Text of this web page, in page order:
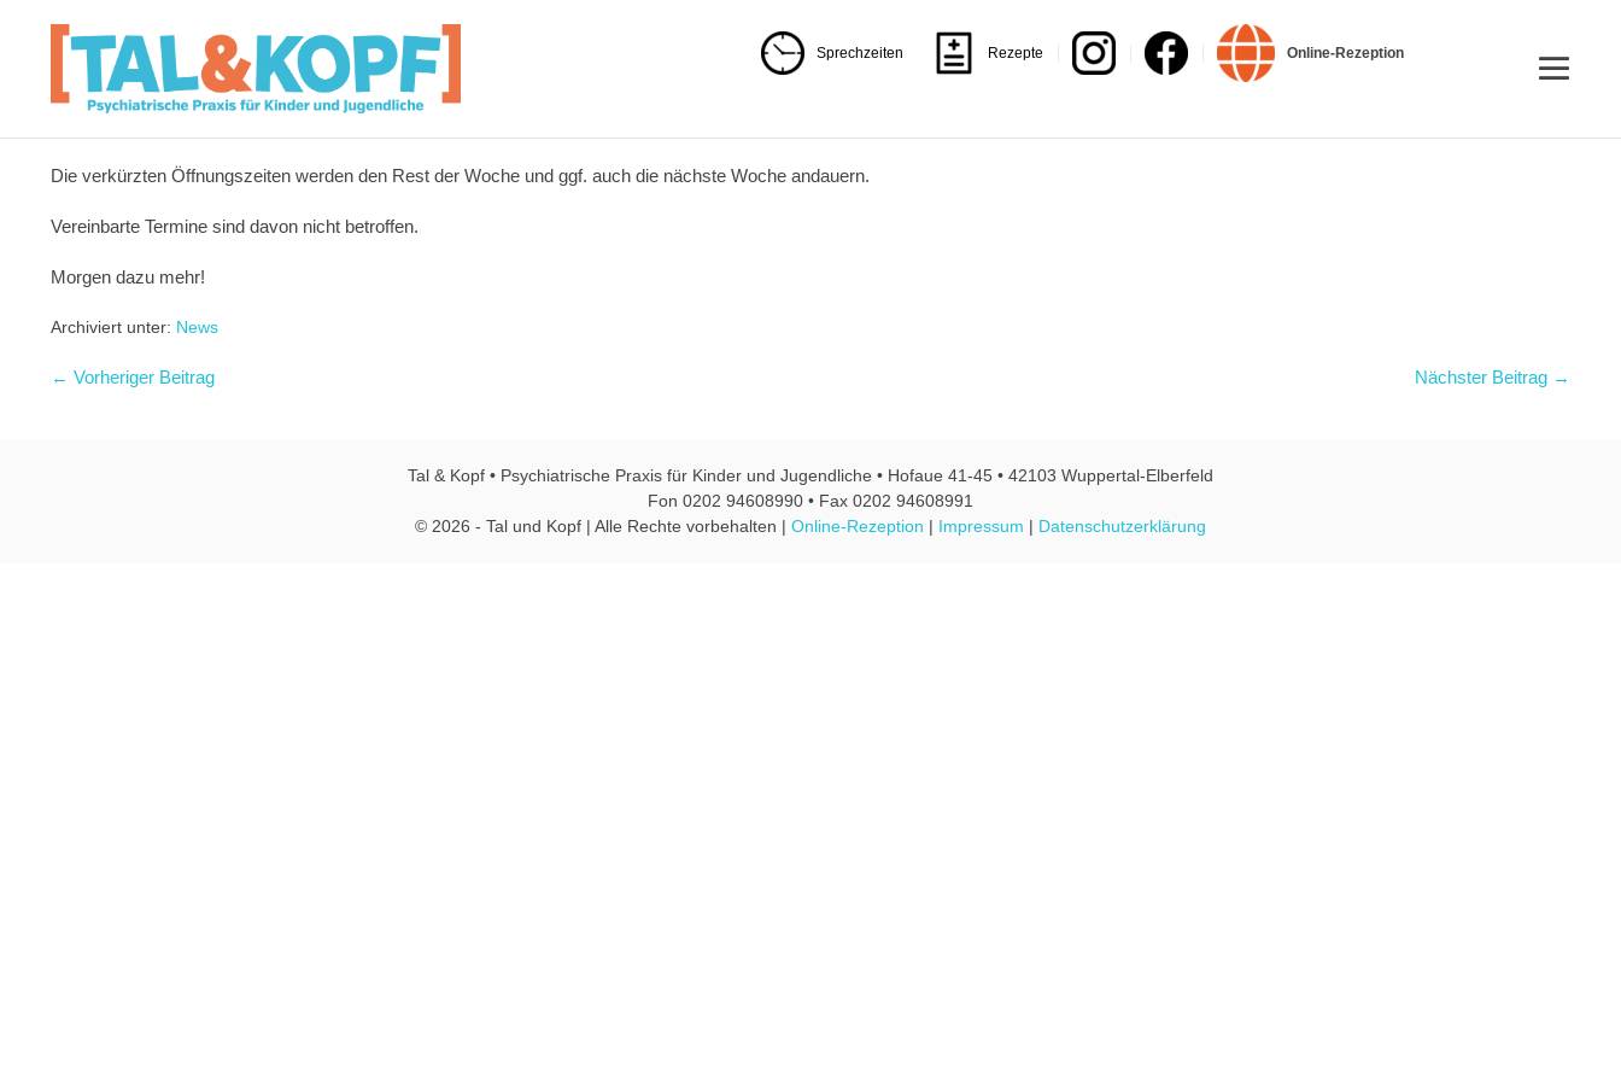
Sprechzeiten Rezepte Online-Rezeption
Die verkürzten Öffnungszeiten werden den Rest der Woche und ggf. auch die nächste Woche andauern.
Vereinbarte Termine sind davon nicht betroffen.
Morgen dazu mehr!
Archiviert unter: News
← Vorheriger Beitrag Nächster Beitrag →
Tal & Kopf • Psychiatrische Praxis für Kinder und Jugendliche • Hofaue 41-45 • 42103 Wuppertal-Elberfeld
Fon 0202 94608990 • Fax 0202 94608991
© 2026 - Tal und Kopf | Alle Rechte vorbehalten | Online-Rezeption | Impressum | Datenschutzerklärung